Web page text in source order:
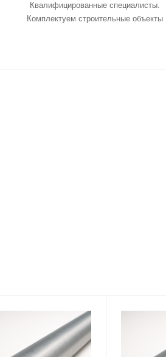
Квалифицированные специалисты.
Комплектуем строительные объекты